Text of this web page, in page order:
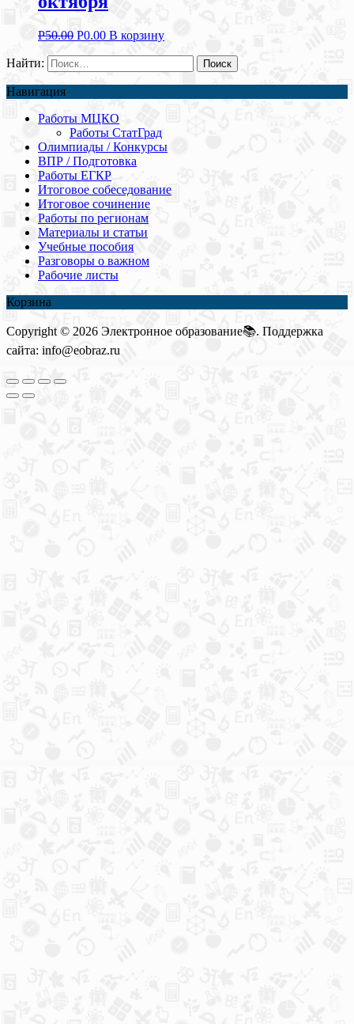
Р50.00 Р0.00 В корзину
Найти:
Навигация
Работы МЦКО
Работы СтатГрад
Олимпиады / Конкурсы
ВПР / Подготовка
Работы ЕГКР
Итоговое собеседование
Итоговое сочинение
Работы по регионам
Материалы и статьи
Учебные пособия
Разговоры о важном
Рабочие листы
Корзина
Copyright © 2026 Электронное образование📚. Поддержка
сайта: info@eobraz.ru